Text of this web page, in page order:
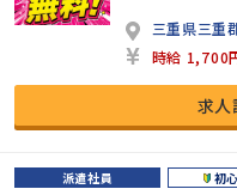
三重県三重
時給 1,700
求人
派遣社員 初